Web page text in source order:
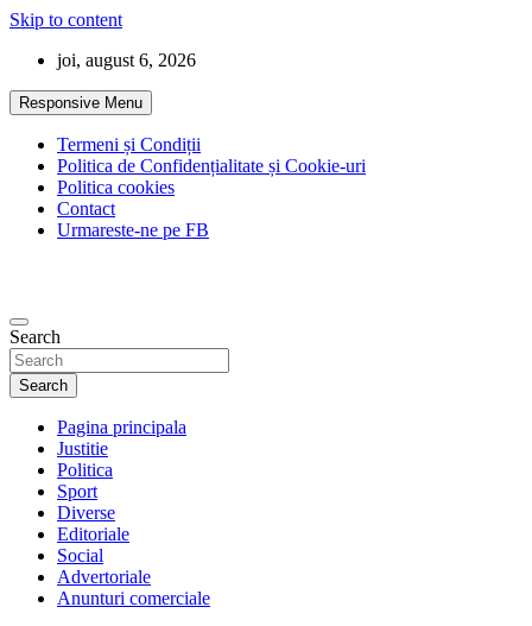
Skip to content
joi, august 6, 2026
Responsive Menu
Termeni și Condiții
Politica de Confidențialitate și Cookie-uri
Politica cookies
Contact
Urmareste-ne pe FB
Search
Search
Pagina principala
Justitie
Politica
Sport
Diverse
Editoriale
Social
Advertoriale
Anunturi comerciale